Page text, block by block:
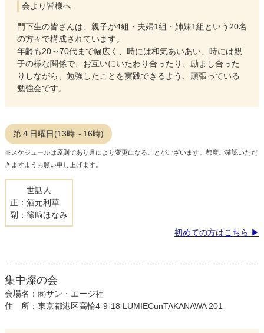
会より皆様へ
門下生の皆さんは、親子が4組・夫婦1組・姉妹1組という20名
の方々で構成されています。
年齢も20～70代まで幅広く、時には和気あいあい、時には親
子の様な関係で、お互いにいたわり合ったり、励まし合った
りしながら、勉強したことを実践できるよう、頑張っている
勉強会です。
第４日曜日(13時～16時)
※スケジュールは原則であり月により変更になることがございます。都度ご確認いただ
きますようお願い申し上げます。
世話人
正：酒元利華
副：篠﨑ほなみ
初めての方はこちら
集中燦の会
会場名：㈱サン・エージ社
住 所：東京都港区高輪4-9-18 LUMIECunTAKANAWA 201